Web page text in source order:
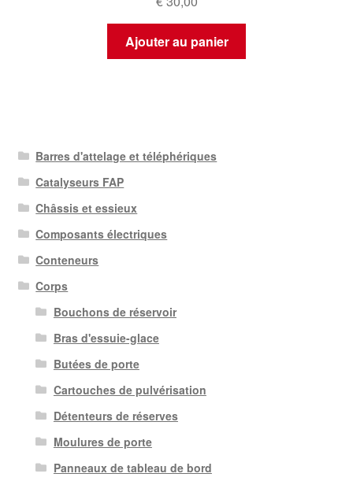
Ajouter au panier
Barres d'attelage et téléphériques
Catalyseurs FAP
Châssis et essieux
Composants électriques
Conteneurs
Corps
Bouchons de réservoir
Bras d'essuie-glace
Butées de porte
Cartouches de pulvérisation
Détenteurs de réserves
Moulures de porte
Panneaux de tableau de bord